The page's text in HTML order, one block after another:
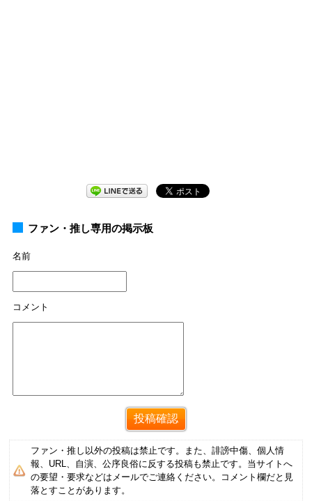
ファン・推し専用の掲示板
名前
コメント
ファン・推し以外の投稿は禁止です。また、誹謗中傷、個人情
報、URL、自演、公序良俗に反する投稿も禁止です。当サイトへ
の要望・要求などはメールでご連絡ください。コメント欄だと見
落とすことがあります。